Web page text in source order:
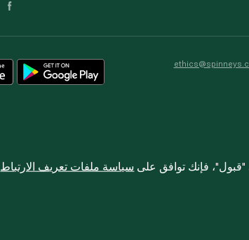
فإنك توافق على سياسة ملفات تعريف الارتباط